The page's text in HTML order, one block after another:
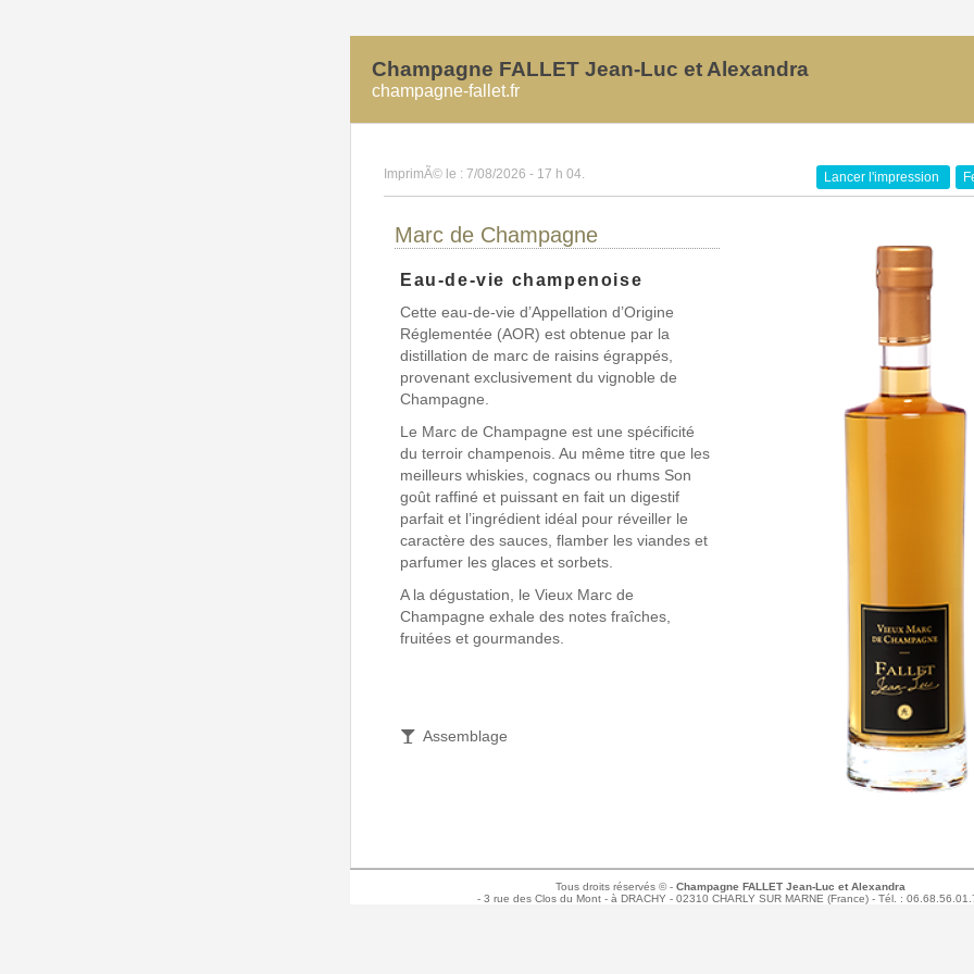
Champagne FALLET Jean-Luc et Alexandra
champagne-fallet.fr
ImprimÃ© le : 7/08/2026 - 17 h 04. Lancer l'impression
Marc de Champagne
Eau-de-vie champenoise
Cette eau-de-vie d’Appellation d’Origine
Réglementée (AOR) est obtenue par la
distillation de marc de raisins égrappés,
provenant exclusivement du vignoble de
Champagne.
Le Marc de Champagne est une spécificité
du terroir champenois. Au même titre que les
meilleurs whiskies, cognacs ou rhums Son
goût raffiné et puissant en fait un digestif
parfait et l’ingrédient idéal pour réveiller le
caractère des sauces, flamber les viandes et
parfumer les glaces et sorbets.
A la dégustation, le Vieux Marc de
Champagne exhale des notes fraîches,
fruitées et gourmandes.
Assemblage
Tous droits réservés © - Champagne FALLET Jean-Luc et Alexandra
- 3 rue des Clos du Mont - à DRACHY - 02310 CHARLY SUR MARNE (France) - Tél. :